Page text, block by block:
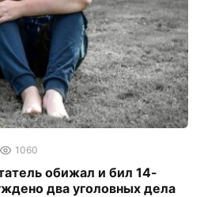
1060
обижал и бил 14-
два уголовных дела